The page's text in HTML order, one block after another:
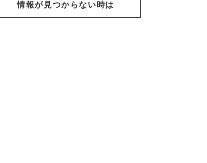
情報が見つからない時は